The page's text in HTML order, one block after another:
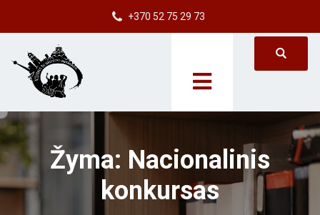
+370 52 75 29 73
Žyma: Nacionalinis
konkursas